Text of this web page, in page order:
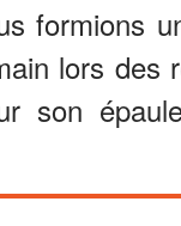
formions
lors des
son